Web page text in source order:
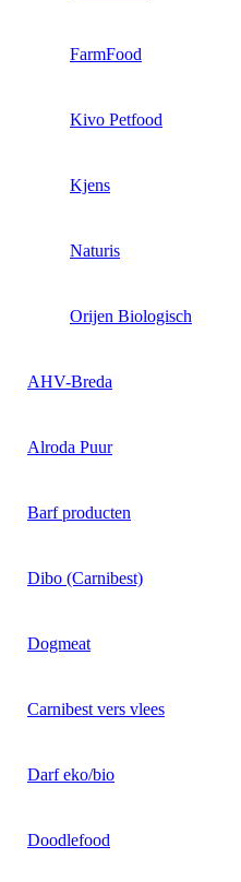
FarmFood
Kivo Petfood
Kjens
Naturis
Orijen Biologisch
AHV-Breda
Alroda Puur
Barf producten
Dibo (Carnibest)
Dogmeat
Carnibest vers vlees
Darf eko/bio
Doodlefood